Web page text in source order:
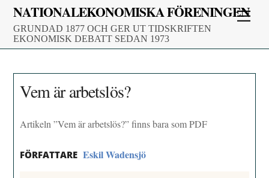
Skip
content
NATIONALEKONOMISKA FÖRENINGEN
GRUNDAD 1877 OCH GER UT TIDSKRIFTEN
EKONOMISK DEBATT SEDAN 1973
Vem är arbetslös?
Artikeln ”Vem är arbetslös?” finns bara som PDF
FÖRFATTARE Eskil Wadensjö